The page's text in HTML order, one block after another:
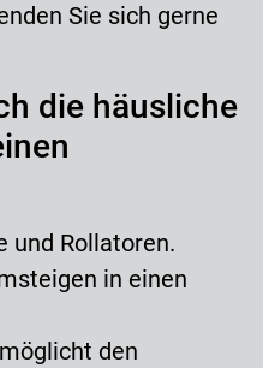
Sie sich gerne
die häusliche
und Rollatoren.
in einen
den